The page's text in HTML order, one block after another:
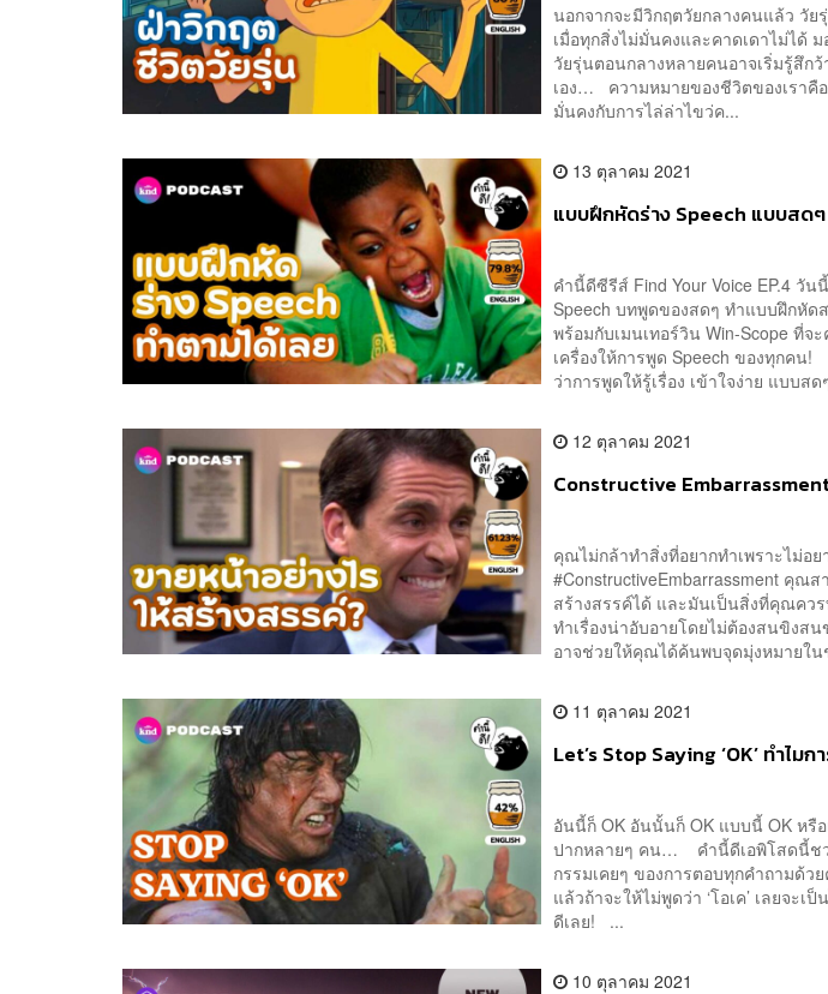
นอกจากจะมีวิกฤตวัยกลางคนแล้ว วั
เมื่อทุกสิ่งไม่มั่นคงและคาดเดาไม่ได้
วัยรุ่นตอนกลางหลายคนอาจเริ่มรู้สึก
เอง… ความหมายของชีวิตของเราคื
มั่นคงกับการไล่ล่าไขว่ค...
13 ตุลาคม 2021
แบบฝึกหัดร่าง Speech แบบสด
คำนี้ดีซีรีส์ Find Your Voice EP.4 วั
Speech บทพูดของสดๆ ทำแบบฝึกหัด
พร้อมกับเมนเทอร์วิน Win-Scope ที่
เครื่องให้การพูด Speech ของทุกค
ว่าการพูดให้รู้เรื่อง เข้าใจง่าย แบบส
12 ตุลาคม 2021
Constructive
คุณไม่กล้าทำสิ่งที่อยากทำเพราะไม่อ
#ConstructiveEmbarrassment คุณ
สร้างสรรค์ได้ และมันเป็นสิ่งที่คุณคว
ทำเรื่องน่าอับอายโดยไม่ต้องสนขิงส
อาจช่วยให้คุณได้ค้นพบจุดมุ่งหมายใน
11 ตุลาคม 2021
Let’s Stop Saying ‘OK’ ทำไมก
อันนี้ก็ OK อันนั้นก็ OK แบบนี้ OK หรื
ปากหลายๆ คน… คำนี้ดีเอพิโสดนี้ช
กรรมเคยๆ ของการตอบทุกคำถามด้วย
แล้วถ้าจะให้ไม่พูดว่า ‘โอเค’ เลยจะ
ดีเลย! ...
10 ตุลาคม 2021